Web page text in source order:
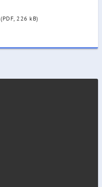
(PDF, 226 kB)